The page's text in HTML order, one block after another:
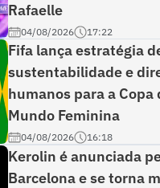
Rafaelle
04/08/2026 17:22
Fifa lança estratégia
sustentabilidade e
humanos para a Copa
Mundo Feminina
04/08/2026 16:18
Kerolin é anunciada
Barcelona e se torna